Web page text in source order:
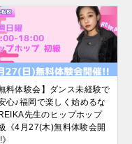
無料体験会】ダンス未経験で
心♪福岡で楽しく始めるな
先生のヒップホップ
《4月27(木)無料体験会開